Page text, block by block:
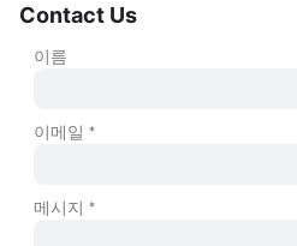
Contact Us
이름
이메일*
메시지*